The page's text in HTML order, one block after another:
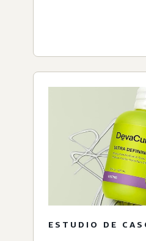
ESTUDIO DE